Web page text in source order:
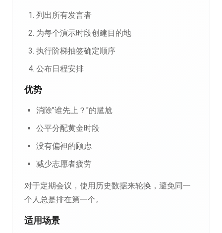
列出所有发言者
为每个演示时段创建目的地
执行阶梯抽签确定顺序
公布日程安排
优势
消除"谁先上？"的尴尬
公平分配黄金时段
没有偏袒的顾虑
减少志愿者疲劳
对于定期会议，使用历史数据来轮换，避免同一
个人总是排在第一个。
适用场景